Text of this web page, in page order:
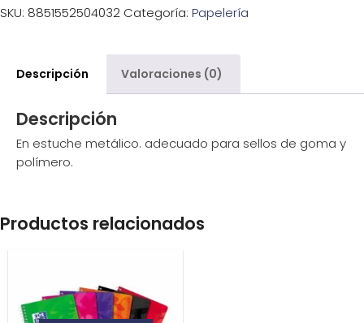
SKU: 8851552504032 Categoría: Papelería
Descripción Valoraciones (0)
Descripción
En estuche metálico. adecuado para sellos de goma y
polímero.
Productos relacionados